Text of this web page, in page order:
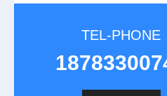
TEL-PHONE